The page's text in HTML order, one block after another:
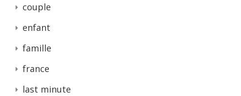
couple
enfant
famille
france
last minute